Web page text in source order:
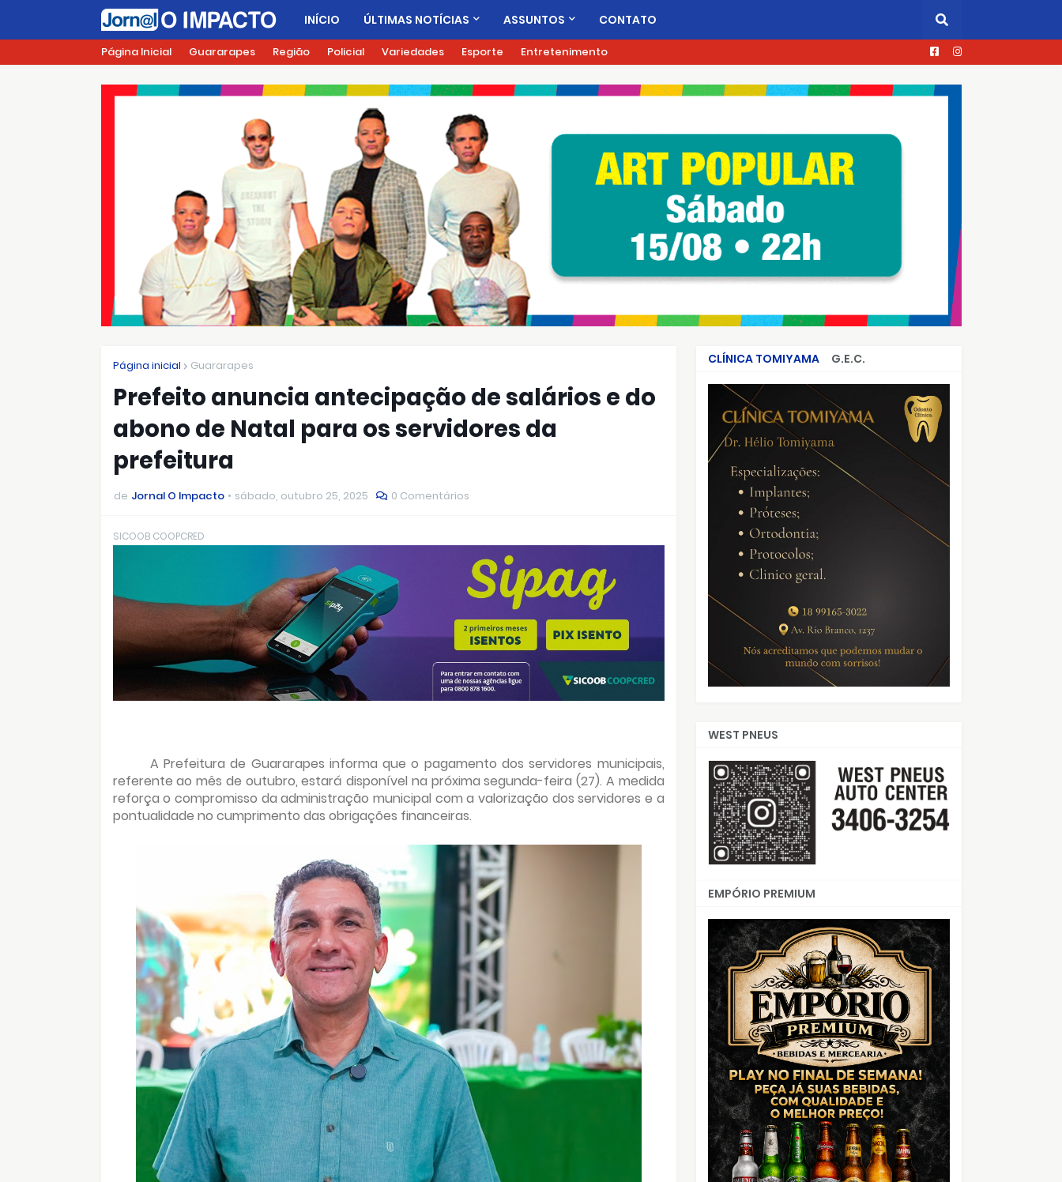
INÍCIO ÚLTIMAS NOTÍCIAS ASSUNTOS CONTATO
Página Inicial Guararapes Região Policial Variedades Esporte Entretenimento
Página inicial Guararapes
Prefeito anuncia antecipação de salários e do
abono de Natal para os servidores da
prefeitura
de Jornal O Impacto sábado, outubro 25, 2025 0 Comentários
SICOOB COOPCRED
A Prefeitura de Guararapes informa que o pagamento dos servidores municipais,
referente ao mês de outubro, estará disponível na próxima segunda-feira (27). A medida
reforça o compromisso da administração municipal com a valorização dos servidores e a
pontualidade no cumprimento das obrigações financeiras.
CLÍNICA TOMIYAMA
G.E.C.
CRIMES QUE ABALARAM O BRASIL
WEST PNEUS
EMPÓRIO PREMIUM